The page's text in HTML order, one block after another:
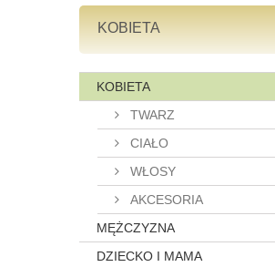
KOBIETA
KOBIETA
TWARZ
CIAŁO
WŁOSY
AKCESORIA
MĘŻCZYZNA
DZIECKO I MAMA